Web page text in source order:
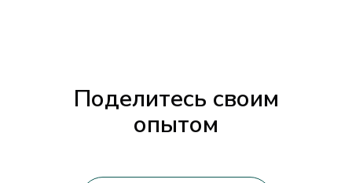
Поделитесь своим
опытом